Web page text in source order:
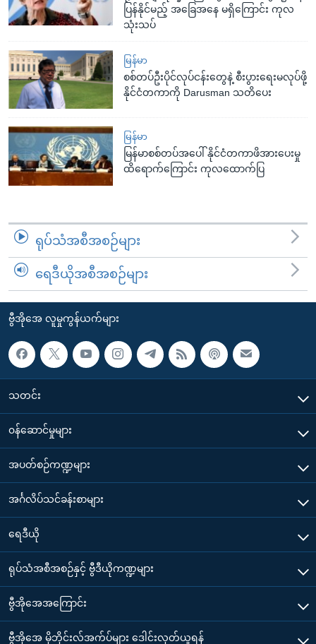
ပြန်နိုင်မည့် အခြေအနေ မရှိကြောင်း ကုလ
သုံးသပ်
မြန်မာ
စစ်တပ်ဦးပိုင်လုပ်ငန်းတွေနဲ့ စီးပွားရေးမလုပ်ဖို့
နိုင်ငံတကာကို Darusman သတိပေး
မြန်မာ
မြန်မာစစ်တပ်အပေါ် နိုင်ငံတကာဖိအားပေးမှု
ထိရောက်ကြောင်း ကုလထောက်ပြ
ရုပ်သံအစီအစဉ်များ
ရေဒီယိုအစီအစဉ်များ
ဗွီအိုအေ လူမှုကွန်ယက်များ
သတင်း
၀န်ဆောင်မှုများ
အပတ်စဉ်ကဏ္ဍများ
အင်္ဂလိပ်သင်ခန်းစာများ
ရေဒီယို
ရုပ်သံအစီအစဉ်နှင့် ဗွီဒီယိုကဏ္ဍများ
ဗွီအိုအေအကြောင်း
ဗွီအိုအေ မိုဘိုင်းလ်အက်ပ်များ ဒေါင်းလုတ်ယူရန်